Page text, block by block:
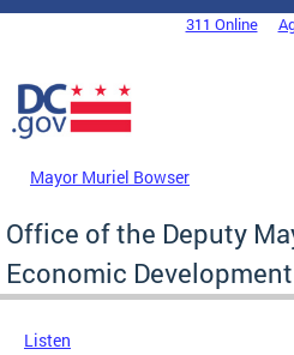
Skip to main content
DC Agency Top Menu311 Online
Mayor Muriel Bowser
Office of the Deputy
Economic Development
Listen